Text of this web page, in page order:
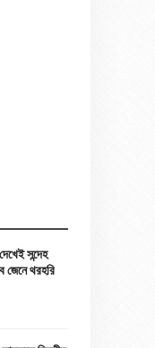
সন্দেহ
থরহরি